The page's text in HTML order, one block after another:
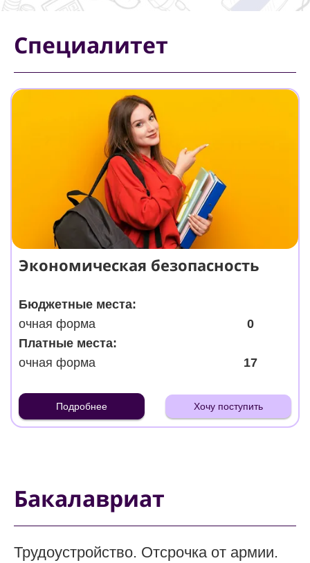
Специалитет
Экономическая безопасность
Бюджетные места:
очная форма
Платные места:
очная форма
0
17
Подробнее Хочу поступить
Бакалавриат
Трудоустройство. Отсрочка от армии.